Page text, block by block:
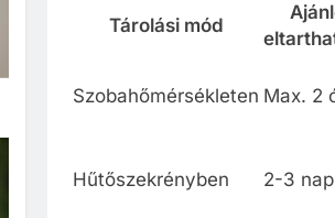
Tárolási mód
Szobahőmérsékleten Max. 2
Hűtőszekrényben 2-3 nap